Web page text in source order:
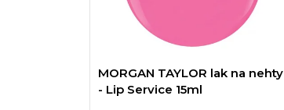
MORGAN TAYLOR lak na nehty
- Lip Service 15ml